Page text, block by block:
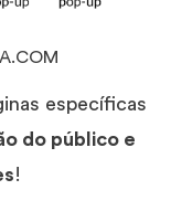
específicas
do público e
!